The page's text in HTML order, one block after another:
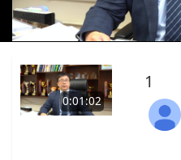
0:01:02
1